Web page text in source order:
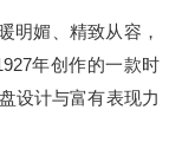
明媚、精致从容，
年创作的一款时
设计与富有表现力